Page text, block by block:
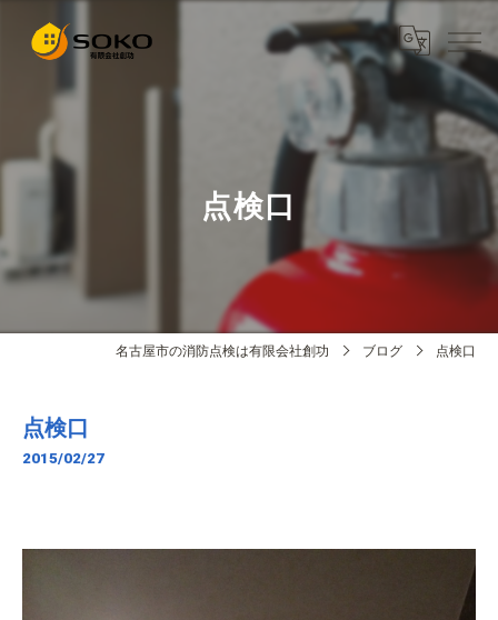
点検口
名古屋市の消防点検は有限会社創功 ブログ 点検口
点検口
2015/02/27